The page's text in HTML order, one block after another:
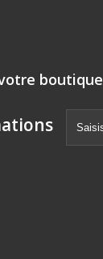
boutique